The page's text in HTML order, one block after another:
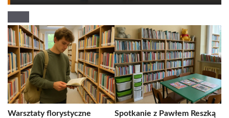
Warsztaty florystyczne
Spotkanie z Pawłem Reszką